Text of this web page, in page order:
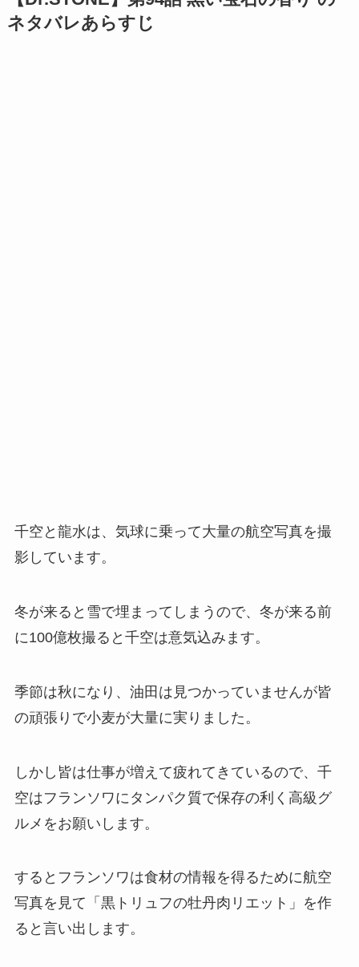
ネタバレあらすじ
千空と龍水は、気球に乗って大量の航空写真を撮
影しています。
冬が来ると雪で埋まってしまうので、冬が来る前
に100億枚撮ると千空は意気込みます。
季節は秋になり、油田は見つかっていませんが皆
の頑張りで小麦が大量に実りました。
しかし皆は仕事が増えて疲れてきているので、千
空はフランソワにタンパク質で保存の利く高級グ
ルメをお願いします。
するとフランソワは食材の情報を得るために航空
写真を見て「黒トリュフの牡丹肉リエット」を作
ると言い出します。